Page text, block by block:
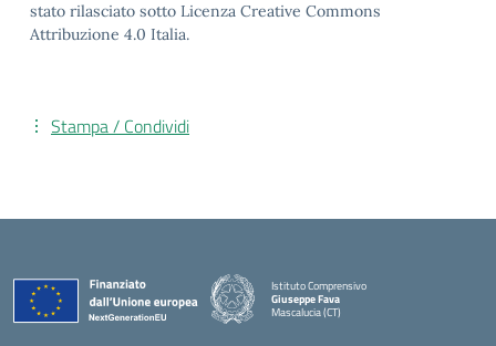
stato rilasciato sotto Licenza Creative Commons
Attribuzione 4.0 Italia.
Stampa / Condividi
Istituto Comprensivo
Giuseppe Fava
Mascalucia (CT)